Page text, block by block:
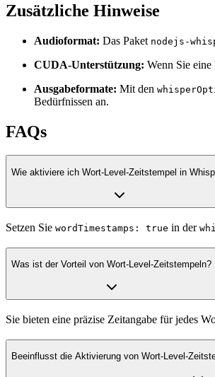
Zusätzliche Hinweise
Audioformat: Das Paket nodejs-
CUDA-Unterstützung: Wenn Sie
Ausgabeformate: Mit den
Bedürfnissen an.
FAQs
Wie aktiviere ich Wort-Level-Zeitstempel in
Setzen Sie wordTimestamps: true in der
Was ist der Vorteil von Wort-Level-Zeitstempeln?
Sie bieten eine präzise Zeitangabe für jedes
Beeinflusst die Aktivierung von Wort-Level-